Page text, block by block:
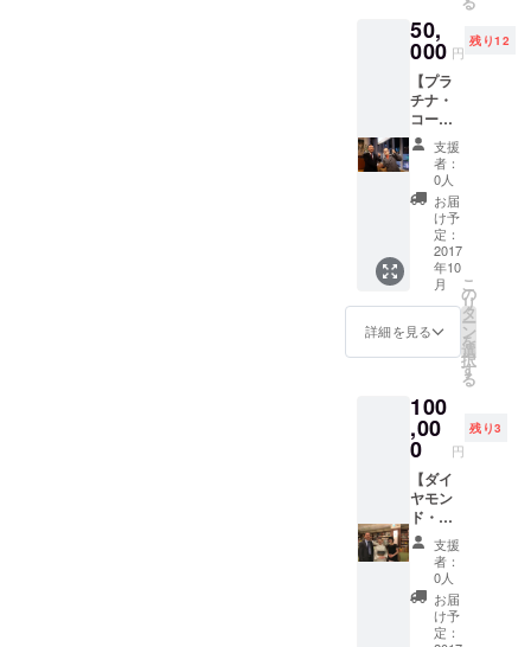
（2,808
円相
当、希
望者に
著者サ
イン）
回分）
２．大
杉潤著
『入社3
年目ま
での仕
事の悩
みに、
ビジネ
ス書
10000
冊から
答えを
見つけ
まし
た』
（キノ
ス）を2
（2,808
円相
当、希
望者に
著者サ
イン）
３．大
杉潤の
キャリ
ア相談
90分
（コー
チング
50,
000 円
残り12
【プラ
チナ・
コー
ス】
１．イ
ベント
（3,000
円相
当）ま
たは読
書交流
（2,000
円相
当）の
無料参
回分）
２．大
杉潤著
『入社3
年目ま
での仕
事の悩
みに、
ビジネ
ス書
10000
冊から
答えを
支援
者：
0人
お届
け予
定：
2017
年10
月
詳細を見る
こ
の
リ
タ
ー
ン
を
選
択
す
る
100
,00
0 円
残り3
【ダイ
ヤモン
ド・
コー
ス】
１．イ
ベント
（3,000
円相
支援
者：
0人
お届
け予
定：